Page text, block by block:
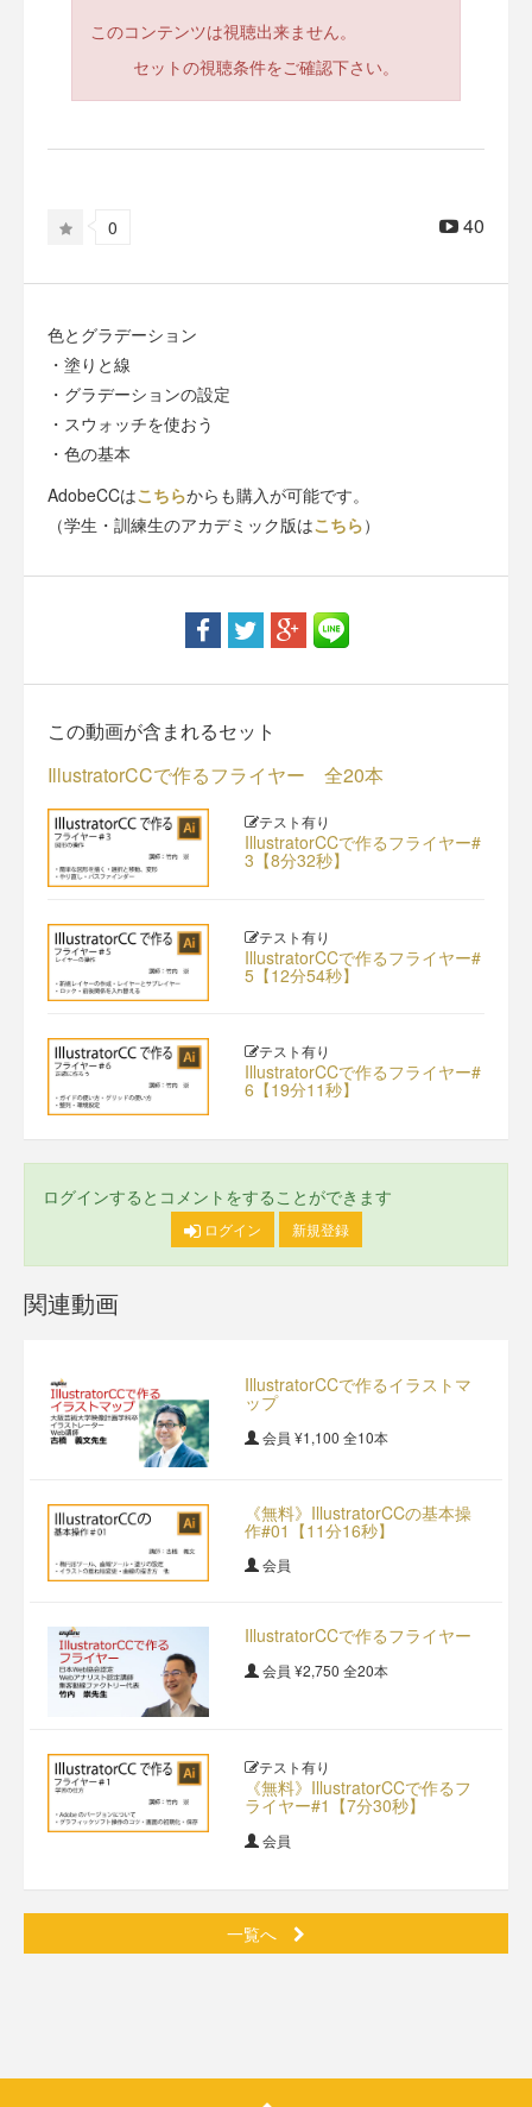
このコンテンツは視聴出来ません。
セットの視聴条件をご確認下さい。
0 40
色とグラデーション
・塗りと線
・グラデーションの設定
・スウォッチを使おう
・色の基本
AdobeCCはこちらからも購入が可能です。
（学生・訓練生のアカデミック版はこちら）
この動画が含まれるセット
IllustratorCCで作るフライヤー 全20本
テスト有り
IllustratorCCで作るフライヤー#
3【8分32秒】
テスト有り
IllustratorCCで作るフライヤー#
5【12分54秒】
テスト有り
IllustratorCCで作るフライヤー#
6【19分11秒】
ログインするとコメントをすることができます
ログイン 新規登録
関連動画
IllustratorCCで作るイラストマ
ップ
会員 ¥1,100 全10本
《無料》IllustratorCCの基本操
作#01【11分16秒】
会員
IllustratorCCで作るフライヤー
会員 ¥2,750 全20本
テスト有り
《無料》IllustratorCCで作るフ
ライヤー#1【7分30秒】
会員
一覧へ